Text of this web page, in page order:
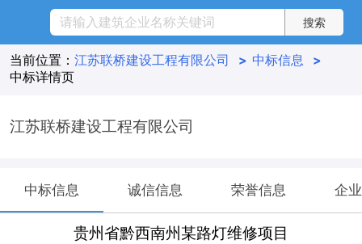
当前位置： 江苏联桥建设工程有限公司 > 中标信息
>
中标详情页
江苏联桥建设工程有限公司
中标信息 诚信信息 荣誉信息 企
贵州省黔西南州某路灯维修项目